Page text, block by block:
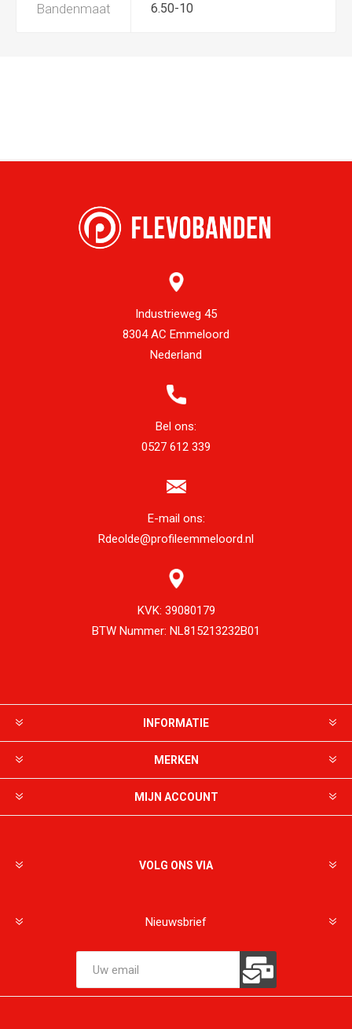
Bandenmaat 6.50-10
Industrieweg 45
8304 AC Emmeloord
Nederland
Bel ons:
0527 612 339
E-mail ons:
Rdeolde@profileemmeloord.nl
KVK: 39080179
BTW Nummer: NL815213232B01
INFORMATIE
MERKEN
MIJN ACCOUNT
VOLG ONS VIA
Nieuwsbrief